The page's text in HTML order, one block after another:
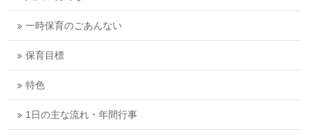
一時保育のごあんない
保育目標
特色
1日の主な流れ・年間行事